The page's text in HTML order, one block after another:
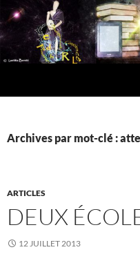
Aller
au
contenu
Archives par mot-clé :
ARTICLES
DEUX
12 JUILLET 2013